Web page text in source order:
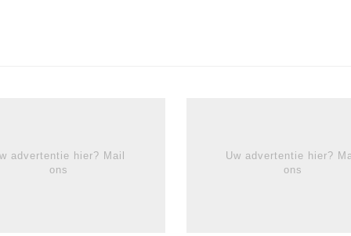
advertentie hier? Mail
ons
Uw advertentie hier?
ons